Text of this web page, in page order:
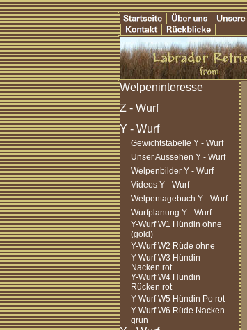
Gewichtstabelle Y - Wurf
Unser Aussehen Y - Wurf
Welpenbilder Y - Wurf
Videos Y - Wurf
Welpentagebuch Y - Wurf
Wurfplanung Y - Wurf
Y-Wurf W1 Hündin ohne
(gold)
Y-Wurf W2 Rüde ohne
Y-Wurf W3 Hündin
Nacken rot
Y-Wurf W4 Hündin
Rücken rot
Y-Wurf W5 Hündin Po rot
Y-Wurf W6 Rüde Nacken
grün